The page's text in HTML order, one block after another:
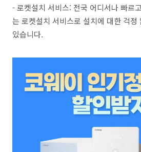
- 로켓설치 서비스: 전국 어디서나 빠르
는 로켓설치 서비스로 설치에 대한 걱정
있습니다.